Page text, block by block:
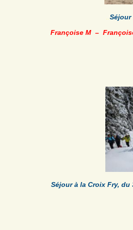
Séjour
Françoise M –
Séjour à la Croix Fry,